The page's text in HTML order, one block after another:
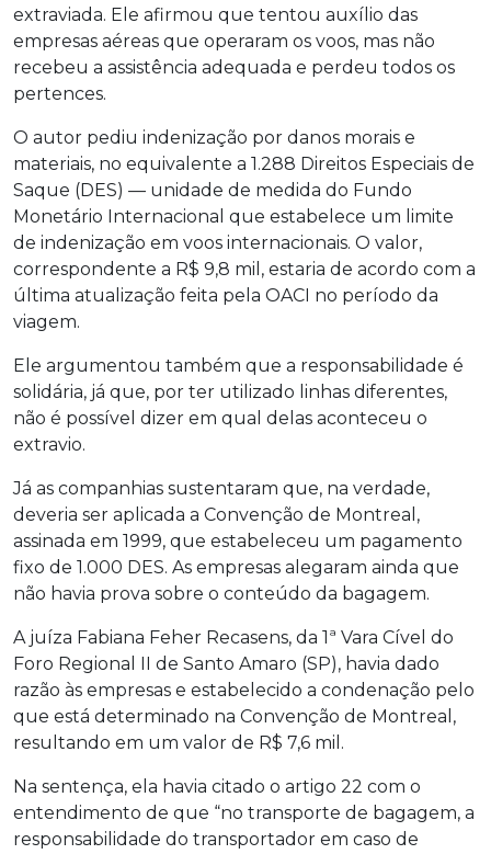
extraviada. Ele afirmou que tentou auxílio das
empresas aéreas que operaram os voos, mas não
recebeu a assistência adequada e perdeu todos os
pertences.
O autor pediu indenização por danos morais e
materiais, no equivalente a 1.288 Direitos Especiais de
Saque (DES) — unidade de medida do Fundo
Monetário Internacional que estabelece um limite
de indenização em voos internacionais. O valor,
correspondente a R$ 9,8 mil, estaria de acordo com a
última atualização feita pela OACI no período da
viagem.
Ele argumentou também que a responsabilidade é
solidária, já que, por ter utilizado linhas diferentes,
não é possível dizer em qual delas aconteceu o
extravio.
Já as companhias sustentaram que, na verdade,
deveria ser aplicada a Convenção de Montreal,
assinada em 1999, que estabeleceu um pagamento
fixo de 1.000 DES. As empresas alegaram ainda que
não havia prova sobre o conteúdo da bagagem.
A juíza Fabiana Feher Recasens, da 1ª Vara Cível do
Foro Regional II de Santo Amaro (SP), havia dado
razão às empresas e estabelecido a condenação pelo
que está determinado na Convenção de Montreal,
resultando em um valor de R$ 7,6 mil.
Na sentença, ela havia citado o artigo 22 com o
entendimento de que “no transporte de bagagem, a
responsabilidade do transportador em caso de